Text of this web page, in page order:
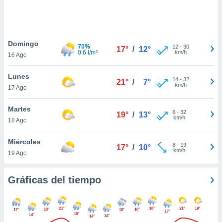
únicos
similares
como
sitio
de
posible
en
a lo que
Para
Domingo
16 Ago
70%
0.6 l/m²
17° / 12° 12- 30
km/h
Lunes
17 Ago
21° / 7° 14- 32
km/h
Martes
18 Ago
19° / 13° 6- 32
km/h
Miércoles
19 Ago
17° / 10° 8- 19
km/h
Gráficas del tiempo
17°
14°
18°
21°
15°
14° 14°
18° 18° 18°
17°
21° 19°